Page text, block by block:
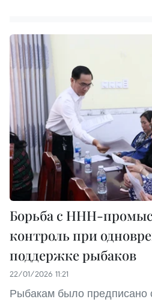
Борьба с ННН-
контроль при
поддержке рыбаков
22/01/2026 11:21
Рыбакам было предписано